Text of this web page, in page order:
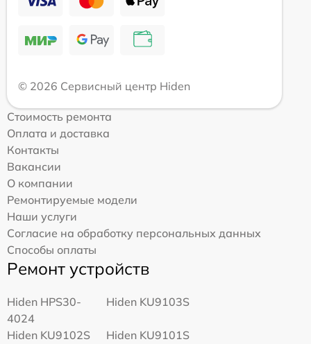
© 2026 Сервисный центр Hiden
Стоимость ремонта
Оплата и доставка
Контакты
Вакансии
О компании
Ремонтируемые модели
Наши услуги
Согласие на обработку персональных данных
Способы оплаты
Ремонт устройств
Hiden HPS30-
4024
Hiden KU9103S
Hiden KU9102S
Hiden KU9101S